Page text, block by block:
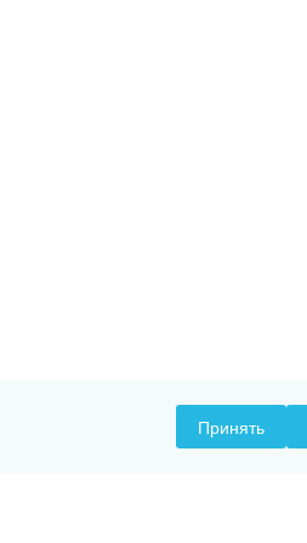
Принять